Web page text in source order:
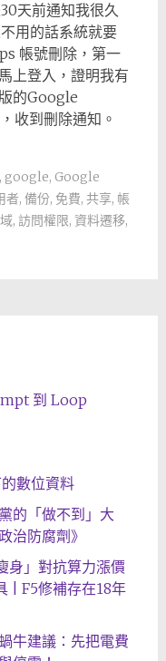
天前通知我很久
用的話系統就要
帳號刪除，第一
上登入，證明我有
的Google
收到刪除通知。
, google, Google
者, 備份, 免費, 共享, 帳
, 訪問權限, 資料遷移,
到 Loop
數位資料
的「做不到」大
治防腐劑》
身」對抗算力漲價
| F5修補存在18年
牛建議：先把電費